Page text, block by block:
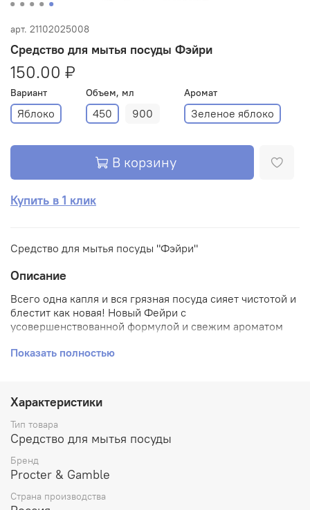
арт. 21102025008
Средство для мытья посуды Фэйри
150.00 ₽
Вариант
Яблоко
Объем, мл
450 900
Аромат
Зеленое яблоко
В корзину
Купить в 1 клик
Средство для мытья посуды "Фэйри"
Описание
Всего одна капля и вся грязная посуда сияет чистотой и
блестит как новая! Новый Фейри с
усовершенствованной формулой и свежим ароматом
и сделает повседневные обязанности в быту более
для мытья посуды.
Всего одна капля при контакте с водой превращается в
густую пену и позволяет отмыть целую гору посуды.
Легкая формула и удобная крышечка на упаковке
гарантирует быстрое нанесение, экономичное
расходование и моментальное смывание обычной
посторонних запахов, посуда и бокалы приобретают
Показать полностью
Характеристики
Тип товара
Средство для мытья посуды
Бренд
Procter & Gamble
Страна производства